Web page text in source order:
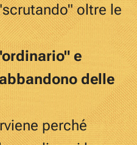
scrutando"oltre le
e
delle
perché